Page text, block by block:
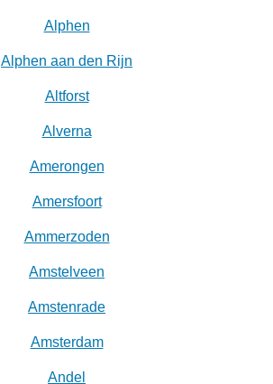
Alphen
Alphen aan den Rijn
Altforst
Alverna
Amerongen
Amersfoort
Ammerzoden
Amstelveen
Amstenrade
Amsterdam
Andel